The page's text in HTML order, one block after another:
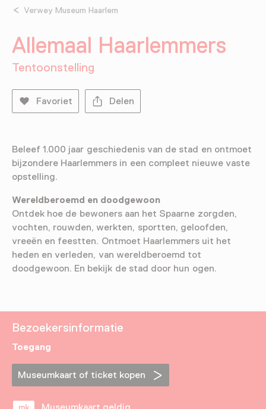
Verwey Museum Haarlem
Allemaal Haarlemmers
Tentoonstelling
Favoriet Delen
Beleef 1.000 jaar geschiedenis van de stad en ontmoet
bijzondere Haarlemmers in een compleet nieuwe vaste
opstelling.
Wereldberoemd en doodgewoon
Ontdek hoe de bewoners aan het Spaarne zorgden,
vochten, rouwden, werkten, sportten, geloofden,
vreeën en feestten. Ontmoet Haarlemmers uit het
heden en verleden, van wereldberoemd tot
doodgewoon. En bekijk de stad door hun ogen.
Bezoekersinformatie
Toegang
Museumkaart of ticket kopen